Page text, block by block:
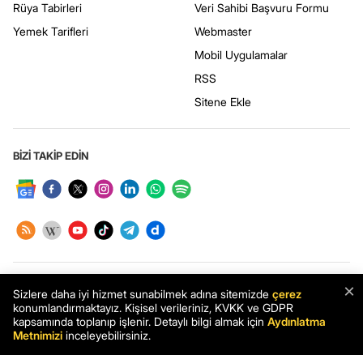
Rüya Tabirleri
Yemek Tarifleri
Veri Sahibi Başvuru Formu
Webmaster
Mobil Uygulamalar
RSS
Sitene Ekle
BİZİ TAKİP EDİN
UYGULAMAMIZI İNDİRİN ×
Sizlere daha iyi hizmet sunabilmek adına sitemizde çerez
konumlandırmaktayız. Kişisel verileriniz, KVKK ve GDPR
kapsamında toplanıp işlenir. Detaylı bilgi almak için Aydınlatma
Metnimizi inceleyebilirsiniz.